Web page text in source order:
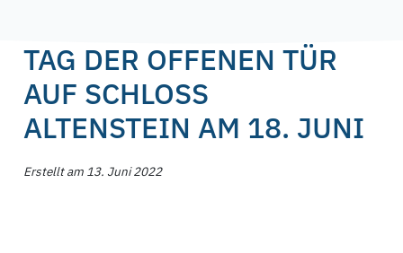
TAG DER OFFENEN TÜR
AUF SCHLOSS
ALTENSTEIN AM 18. JUNI
Erstellt am 13. Juni 2022